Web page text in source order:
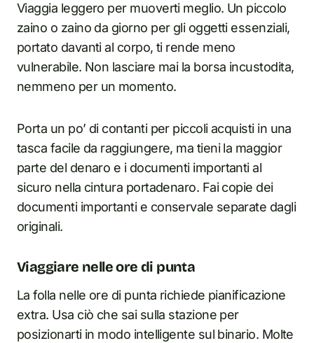
Viaggia leggero per muoverti meglio. Un piccolo
zaino o zaino da giorno per gli oggetti essenziali,
portato davanti al corpo, ti rende meno
vulnerabile. Non lasciare mai la borsa incustodita,
nemmeno per un momento.
Porta un po’ di contanti per piccoli acquisti in una
tasca facile da raggiungere, ma tieni la maggior
parte del denaro e i documenti importanti al
sicuro nella cintura portadenaro. Fai copie dei
documenti importanti e conservale separate dagli
originali.
Viaggiare nelle ore di punta
La folla nelle ore di punta richiede pianificazione
extra. Usa ciò che sai sulla stazione per
posizionarti in modo intelligente sul binario. Molte